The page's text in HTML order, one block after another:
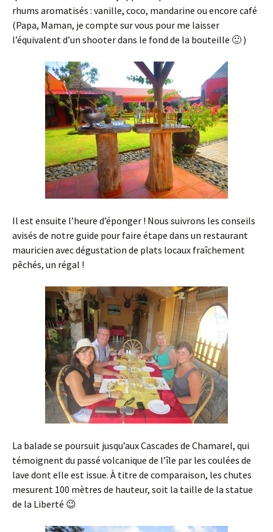
rhums aromatisés : vanille, coco, mandarine ou encore café
(Papa, Maman, je compte sur vous pour me laisser
l’équivalent d’un shooter dans le fond de la bouteille 🙂 )
Il est ensuite l’heure d’éponger ! Nous suivrons les conseils
avisés de notre guide pour faire étape dans un restaurant
mauricien avec dégustation de plats locaux fraîchement
pêchés, un régal !
La balade se poursuit jusqu’aux Cascades de Chamarel, qui
témoignent du passé volcanique de l’île par les coulées de
lave dont elle est issue. À titre de comparaison, les chutes
mesurent 100 mètres de hauteur, soit la taille de la statue
de la Liberté 😉